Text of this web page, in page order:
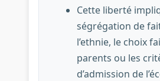
Cette liberté
ségrégation de
l’ethnie, le choix
parents ou les
d’admission de